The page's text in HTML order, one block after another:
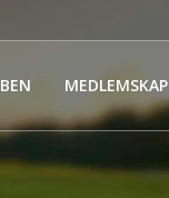
MEDLEMSKAP